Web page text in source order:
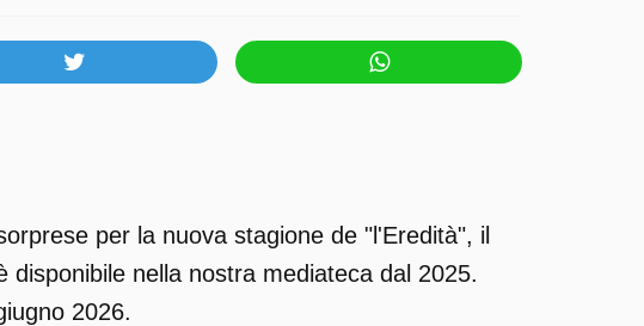
per la nuova stagione de "l'Eredità", il
nella nostra mediateca dal 2025.
2026.